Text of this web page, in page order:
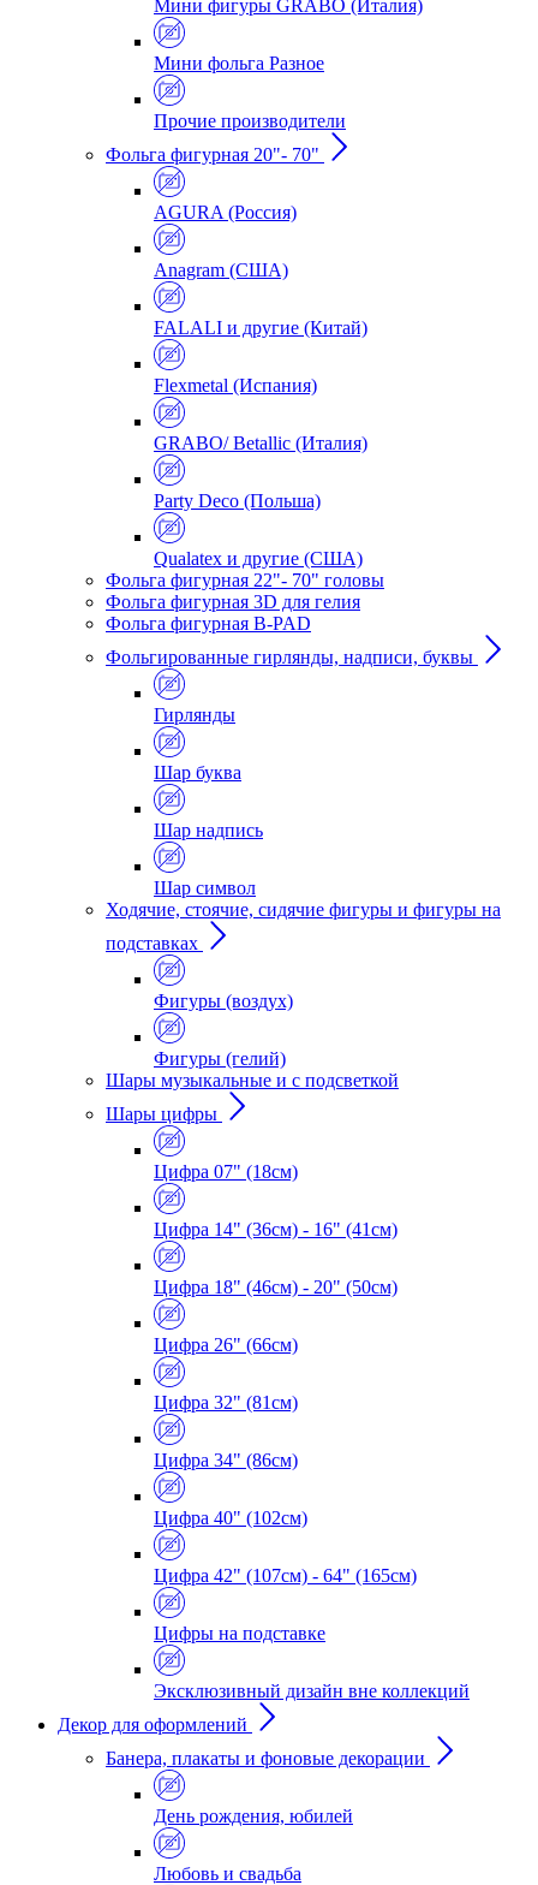
Мини фигуры GRABO (Италия)
Мини фольга Разное
Прочие производители
Фольга фигурная 20"- 70"
AGURA (Россия)
Anagram (США)
FALALI и другие (Китай)
Flexmetal (Испания)
GRABO/ Betallic (Италия)
Party Deco (Польша)
Qualatex и другие (США)
Фольга фигурная 22"- 70" головы
Фольга фигурная 3D для гелия
Фольга фигурная B-PAD
Фольгированные гирлянды, надписи, буквы
Гирлянды
Шар буква
Шар надпись
Шар символ
Ходячие, стоячие, сидячие фигуры и фигуры на
подставках
Фигуры (воздух)
Фигуры (гелий)
Шары музыкальные и с подсветкой
Шары цифры
Цифра 07" (18см)
Цифра 14" (36см) - 16" (41см)
Цифра 18" (46см) - 20" (50см)
Цифра 26" (66см)
Цифра 32" (81см)
Цифра 34" (86см)
Цифра 40" (102см)
Цифра 42" (107см) - 64" (165см)
Цифры на подставке
Эксклюзивный дизайн вне коллекций
Декор для оформлений
Банера, плакаты и фоновые декорации
День рождения, юбилей
Любовь и свадьба